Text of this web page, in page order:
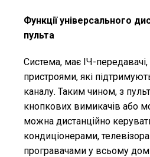
Функції універсального
пульта
Система, має ІЧ-
пристроями, які
каналу. Таким чином, з
кнопкових вимикачів або
можна дистанційно
кондиціонерами,
програвачами у всьому